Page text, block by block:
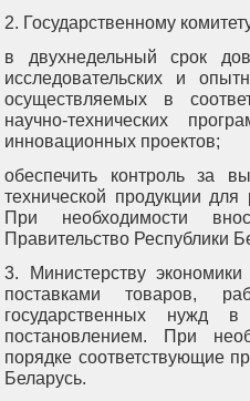
2. Государственному
в двухнедельный срок
исследовательских и
осуществляемых в
научно-технических
инновационных проектов;
обеспечить контроль за
технической продукции для
При необходимости
Правительство Республики
3. Министерству
поставками товаров,
государственных нужд
постановлением. При
порядке соответствующие
Беларусь.